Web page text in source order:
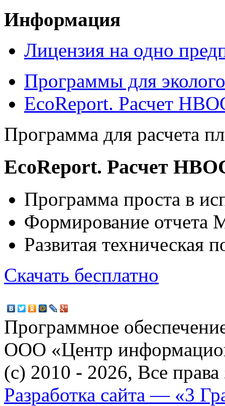
Информация
Лицензия на одно
Программы для
EcoReport. Расчет
Программа для расчета
EcoReport. Расчет
Программа проста в
Формирование отчета
Развитая техническая
Скачать бесплатно
Программное
ООО «Центр
(c) 2010 - 2026, Все
Разработка сайта — «3